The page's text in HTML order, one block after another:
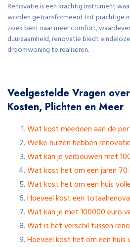
Renovatie is een krachtig instrument
worden getransformeerd tot prachtige
zoek bent naar meer comfort,
duurzaamheid, renovatie biedt
droomwoning te realiseren.
Veelgestelde Vragen
Kosten, Plichten en Meer
Wat kost meedoen aan de
Welke huizen hebben
Wat kan je verbouwen met
Wat kost het om een jaren 70
Wat kost het om een huis
Hoeveel kost een
Wat kan je met 100000 euro
Wat is het verschil tussen
Hoeveel kost het om een huis